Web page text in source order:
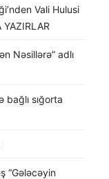
Vali Hulusi
YAZIRLAR
Nəsillərə” adlı
sığorta
“Gələcəyin